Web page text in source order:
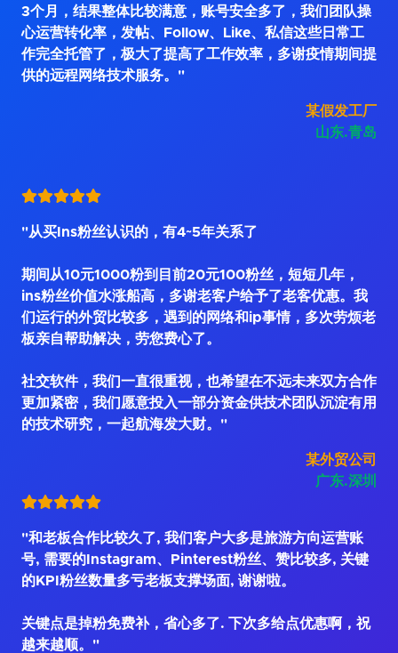
3个月，结果整体比较满意，账号安全多了，我们团队操
心运营转化率，发帖、Follow、Like、私信这些日常工
作完全托管了，极大了提高了工作效率，多谢疫情期间提
供的远程网络技术服务。"
某假发工厂
山东.青岛
"从买Ins粉丝认识的，有4~5年关系了
期间从10元1000粉到目前20元100粉丝，短短几年，
ins粉丝价值水涨船高，多谢老客户给予了老客优惠。我
们运行的外贸比较多，遇到的网络和ip事情，多次劳烦老
板亲自帮助解决，劳您费心了。
社交软件，我们一直很重视，也希望在不远未来双方合作
更加紧密，我们愿意投入一部分资金供技术团队沉淀有用
的技术研究，一起航海发大财。"
某外贸公司
广东.深圳
"和老板合作比较久了, 我们客户大多是旅游方向运营账
号, 需要的Instagram、Pinterest粉丝、赞比较多, 关键
的KPI粉丝数量多亏老板支撑场面, 谢谢啦。
关键点是掉粉免费补，省心多了. 下次多给点优惠啊，祝
越来越顺。"